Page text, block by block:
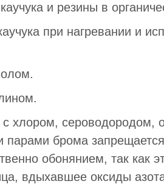
и резины в
при нагревании и
с хлором, сероводородом,
парами брома
обонянием, так как
вдыхавшее оксиды